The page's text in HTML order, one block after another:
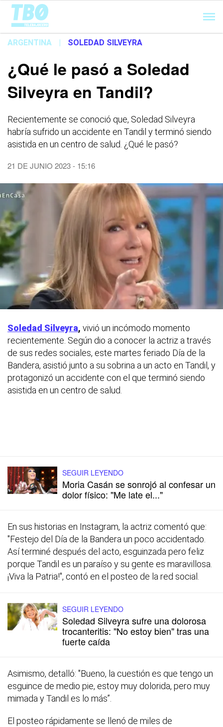
Cargando...
ARGENTINA | SOLEDAD SILVEYRA
¿Qué le pasó a Soledad
Silveyra en Tandil?
Recientemente se conoció que, Soledad Silveyra
habría sufrido un accidente en Tandil y terminó siendo
asistida en un centro de salud. ¿Qué le pasó?
21 DE JUNIO 2023 - 15:16
Soledad Silveyra, vivió un incómodo momento
recientemente. Según dio a conocer la actriz a través
de sus redes sociales, este martes feriado Día de la
Bandera, asistió junto a su sobrina a un acto en Tandil, y
protagonizó un accidente con el que terminó siendo
asistida en un centro de salud.
SEGUIR LEYENDO
Moria Casán se sonrojó al confesar un
dolor físico: "Me late el..."
En sus historias en Instagram, la actriz comentó que:
"Festejo del Día de la Bandera un poco accidentado.
Así terminé después del acto, esguinzada pero feliz
porque Tandil es un paraíso y su gente es maravillosa.
¡Viva la Patria!", contó en el posteo de la red social.
SEGUIR LEYENDO
Soledad Silveyra sufre una dolorosa
trocanteritis: "No estoy bien" tras una
fuerte caída
Asimismo, detalló: "Bueno, la cuestión es que tengo un
esguince de medio pie, estoy muy dolorida, pero muy
mimada y Tandil es lo más”.
El posteo rápidamente se llenó de miles de